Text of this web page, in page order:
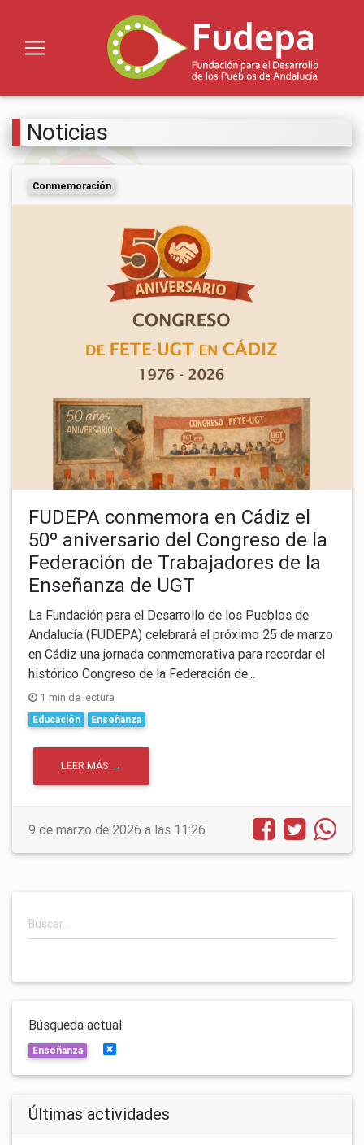
Noticias
Conmemoración
FUDEPA conmemora en Cádiz el
50º aniversario del Congreso de la
Federación de Trabajadores de la
Enseñanza de UGT
La Fundación para el Desarrollo de los Pueblos de
Andalucía (FUDEPA) celebrará el próximo 25 de marzo
en Cádiz una jornada conmemorativa para recordar el
histórico Congreso de la Federación de...
1 min de lectura
Educación Enseñanza
LEER MÁS →
9 de marzo de 2026 a las 11:26
Búsqueda actual:
Enseñanza Limpiar búsquedas
Últimas actividades